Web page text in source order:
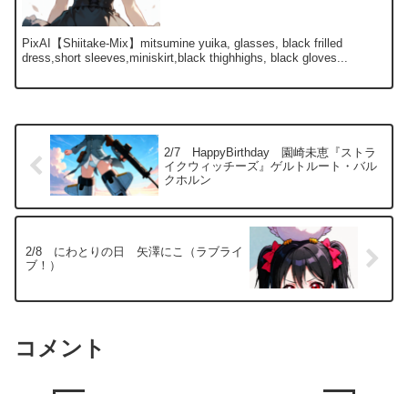
PixAI【Shiitake-Mix】mitsumine yuika, glasses, black frilled
dress,short sleeves,miniskirt,black thighhighs, black gloves...
2/7 HappyBirthday 園崎未恵『ストラ
イクウィッチーズ』ゲルトルート・バル
クホルン
2/8 にわとりの日 矢澤にこ（ラブライ
ブ！）
コメント